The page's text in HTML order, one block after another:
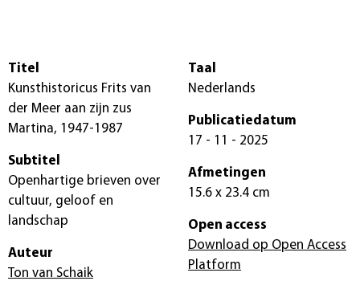
Titel
Kunsthistoricus Frits van
der Meer aan zijn zus
Martina, 1947-1987
Subtitel
Openhartige brieven over
cultuur, geloof en
landschap
Auteur
Ton van Schaik
Taal
Nederlands
Publicatiedatum
17 - 11 - 2025
Afmetingen
15.6 x 23.4 cm
Open access
Download op Open Access
Platform